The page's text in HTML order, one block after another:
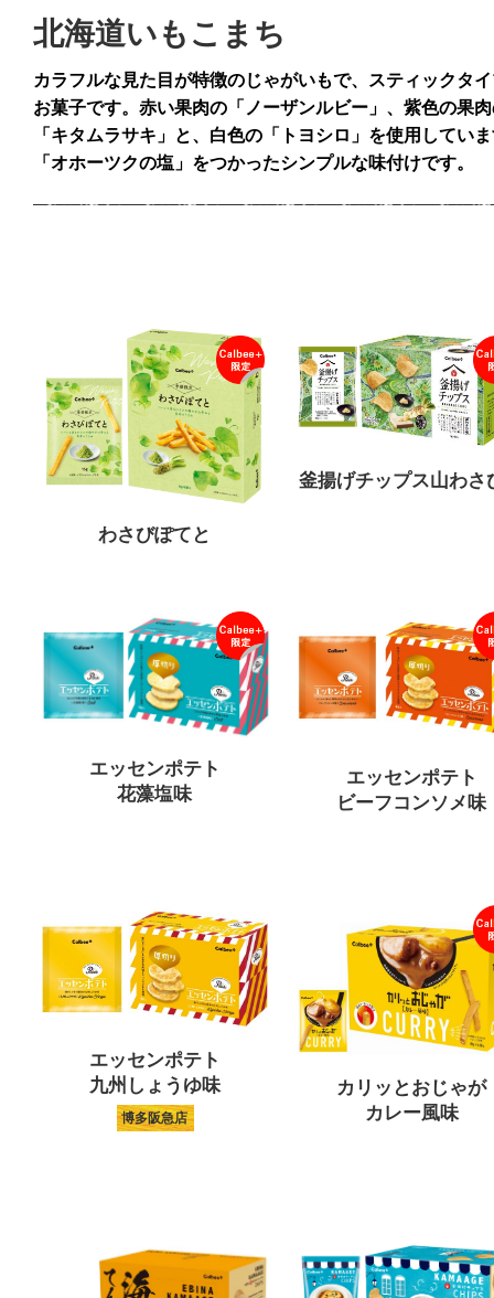
北海道いもこまち
カラフルな見た目が特徴のじゃがいもで、スティックタ
お菓子です。赤い果肉の「ノーザンルビー」、紫色の果
「キタムラサキ」と、白色の「トヨシロ」を使用してい
「オホーツクの塩」をつかったシンプルな味付けです。
わさびぽてと
釜揚げチップス山わさ
エッセンポテト
花藻塩味
エッセンポテト
ビーフコンソメ味
エッセンポテト
九州しょうゆ味
博多阪急店
カリッとおじゃが
カレー風味